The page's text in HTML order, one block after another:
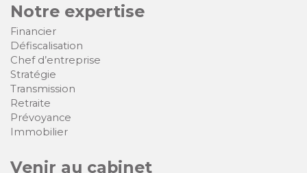
Notre expertise
Financier
Défiscalisation
Chef d’entreprise
Stratégie
Transmission
Retraite
Prévoyance
Immobilier
Venir au cabinet